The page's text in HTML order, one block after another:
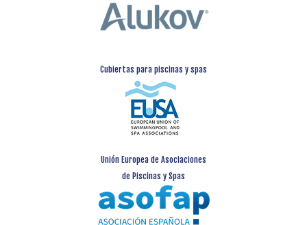
Cubiertas para piscinas y spas
Unión Europea de Asociaciones
de Piscinas y Spas